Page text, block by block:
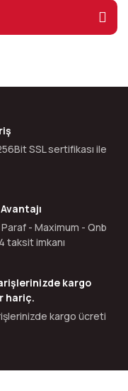
SSL sertifikası ile
- Maximum - Qnb
taksit imkanı
kargo
hariç.
kargo ücreti